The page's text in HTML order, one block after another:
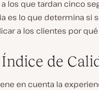
a los que tardan cinco
es lo que determina si
a los clientes por
de
en cuenta la